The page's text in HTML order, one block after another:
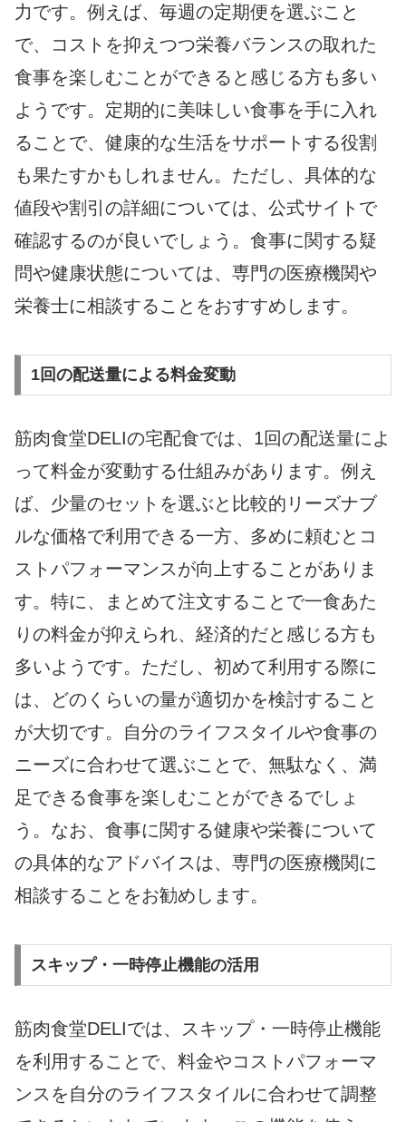
力です。例えば、毎週の定期便を選ぶこと
で、コストを抑えつつ栄養バランスの取れた
食事を楽しむことができると感じる方も多い
ようです。定期的に美味しい食事を手に入れ
ることで、健康的な生活をサポートする役割
も果たすかもしれません。ただし、具体的な
値段や割引の詳細については、公式サイトで
確認するのが良いでしょう。食事に関する疑
問や健康状態については、専門の医療機関や
栄養士に相談することをおすすめします。
1回の配送量による料金変動
筋肉食堂DELIの宅配食では、1回の配送量によ
って料金が変動する仕組みがあります。例え
ば、少量のセットを選ぶと比較的リーズナブ
ルな価格で利用できる一方、多めに頼むとコ
ストパフォーマンスが向上することがありま
す。特に、まとめて注文することで一食あた
りの料金が抑えられ、経済的だと感じる方も
多いようです。ただし、初めて利用する際に
は、どのくらいの量が適切かを検討すること
が大切です。自分のライフスタイルや食事の
ニーズに合わせて選ぶことで、無駄なく、満
足できる食事を楽しむことができるでしょ
う。なお、食事に関する健康や栄養について
の具体的なアドバイスは、専門の医療機関に
相談することをお勧めします。
スキップ・一時停止機能の活用
筋肉食堂DELIでは、スキップ・一時停止機能
を利用することで、料金やコストパフォーマ
ンスを自分のライフスタイルに合わせて調整